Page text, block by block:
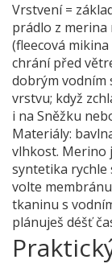
Vrstvení =
prádlo z
(fleecová
chrání před
dobrým vodním
vrstvu; když
i na Sněžku
Materiály:
vlhkost. Merino
syntetika rychle
volte
tkaninu s
plánuješ déšť